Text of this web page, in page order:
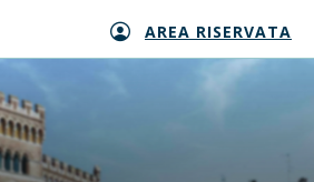
AREA RISERVATA